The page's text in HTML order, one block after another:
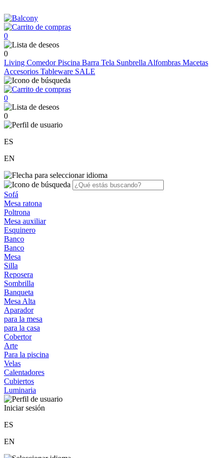
0
0
Living ComedorPiscina Barra Tela Sunbrella Alfombras Macetas
Accesorios Tableware SALE
0
0
ES
EN
Sofá
Mesa ratona
Poltrona
Mesa auxiliar
Esquinero
Banco
Banco
Mesa
Silla
Reposera
Sombrilla
Banqueta
Mesa Alta
Aparador
para la mesa
para la casa
Cobertor
Arte
Para la piscina
Velas
Calentadores
Cubiertos
Luminaria
Iniciar sesión
ES
EN